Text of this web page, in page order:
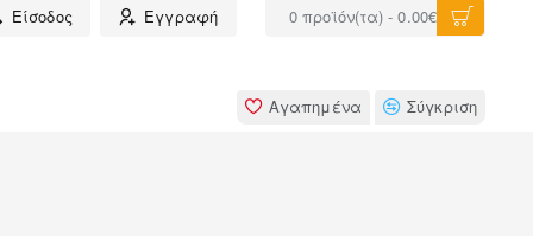
Είσοδος Εγγραφή 0 προϊόν(τα) - 0.00€
Αγαπημένα Σύγκριση